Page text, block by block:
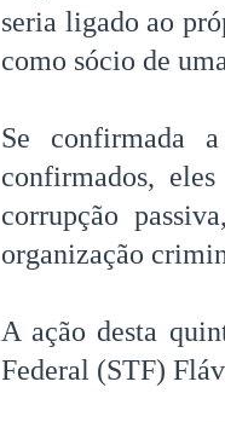
seria ligado ao
como sócio de
Se confirmada
confirmados,
corrupção
organização
A ação desta
Federal (STF)